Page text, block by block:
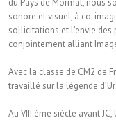
du Pays de Mormal, nous
sonore et visuel, à co-
sollicitations et l’envie
conjointement alliant
Avec la classe de CM2 de
travaillé sur la légende
Au VIII ème siècle avant